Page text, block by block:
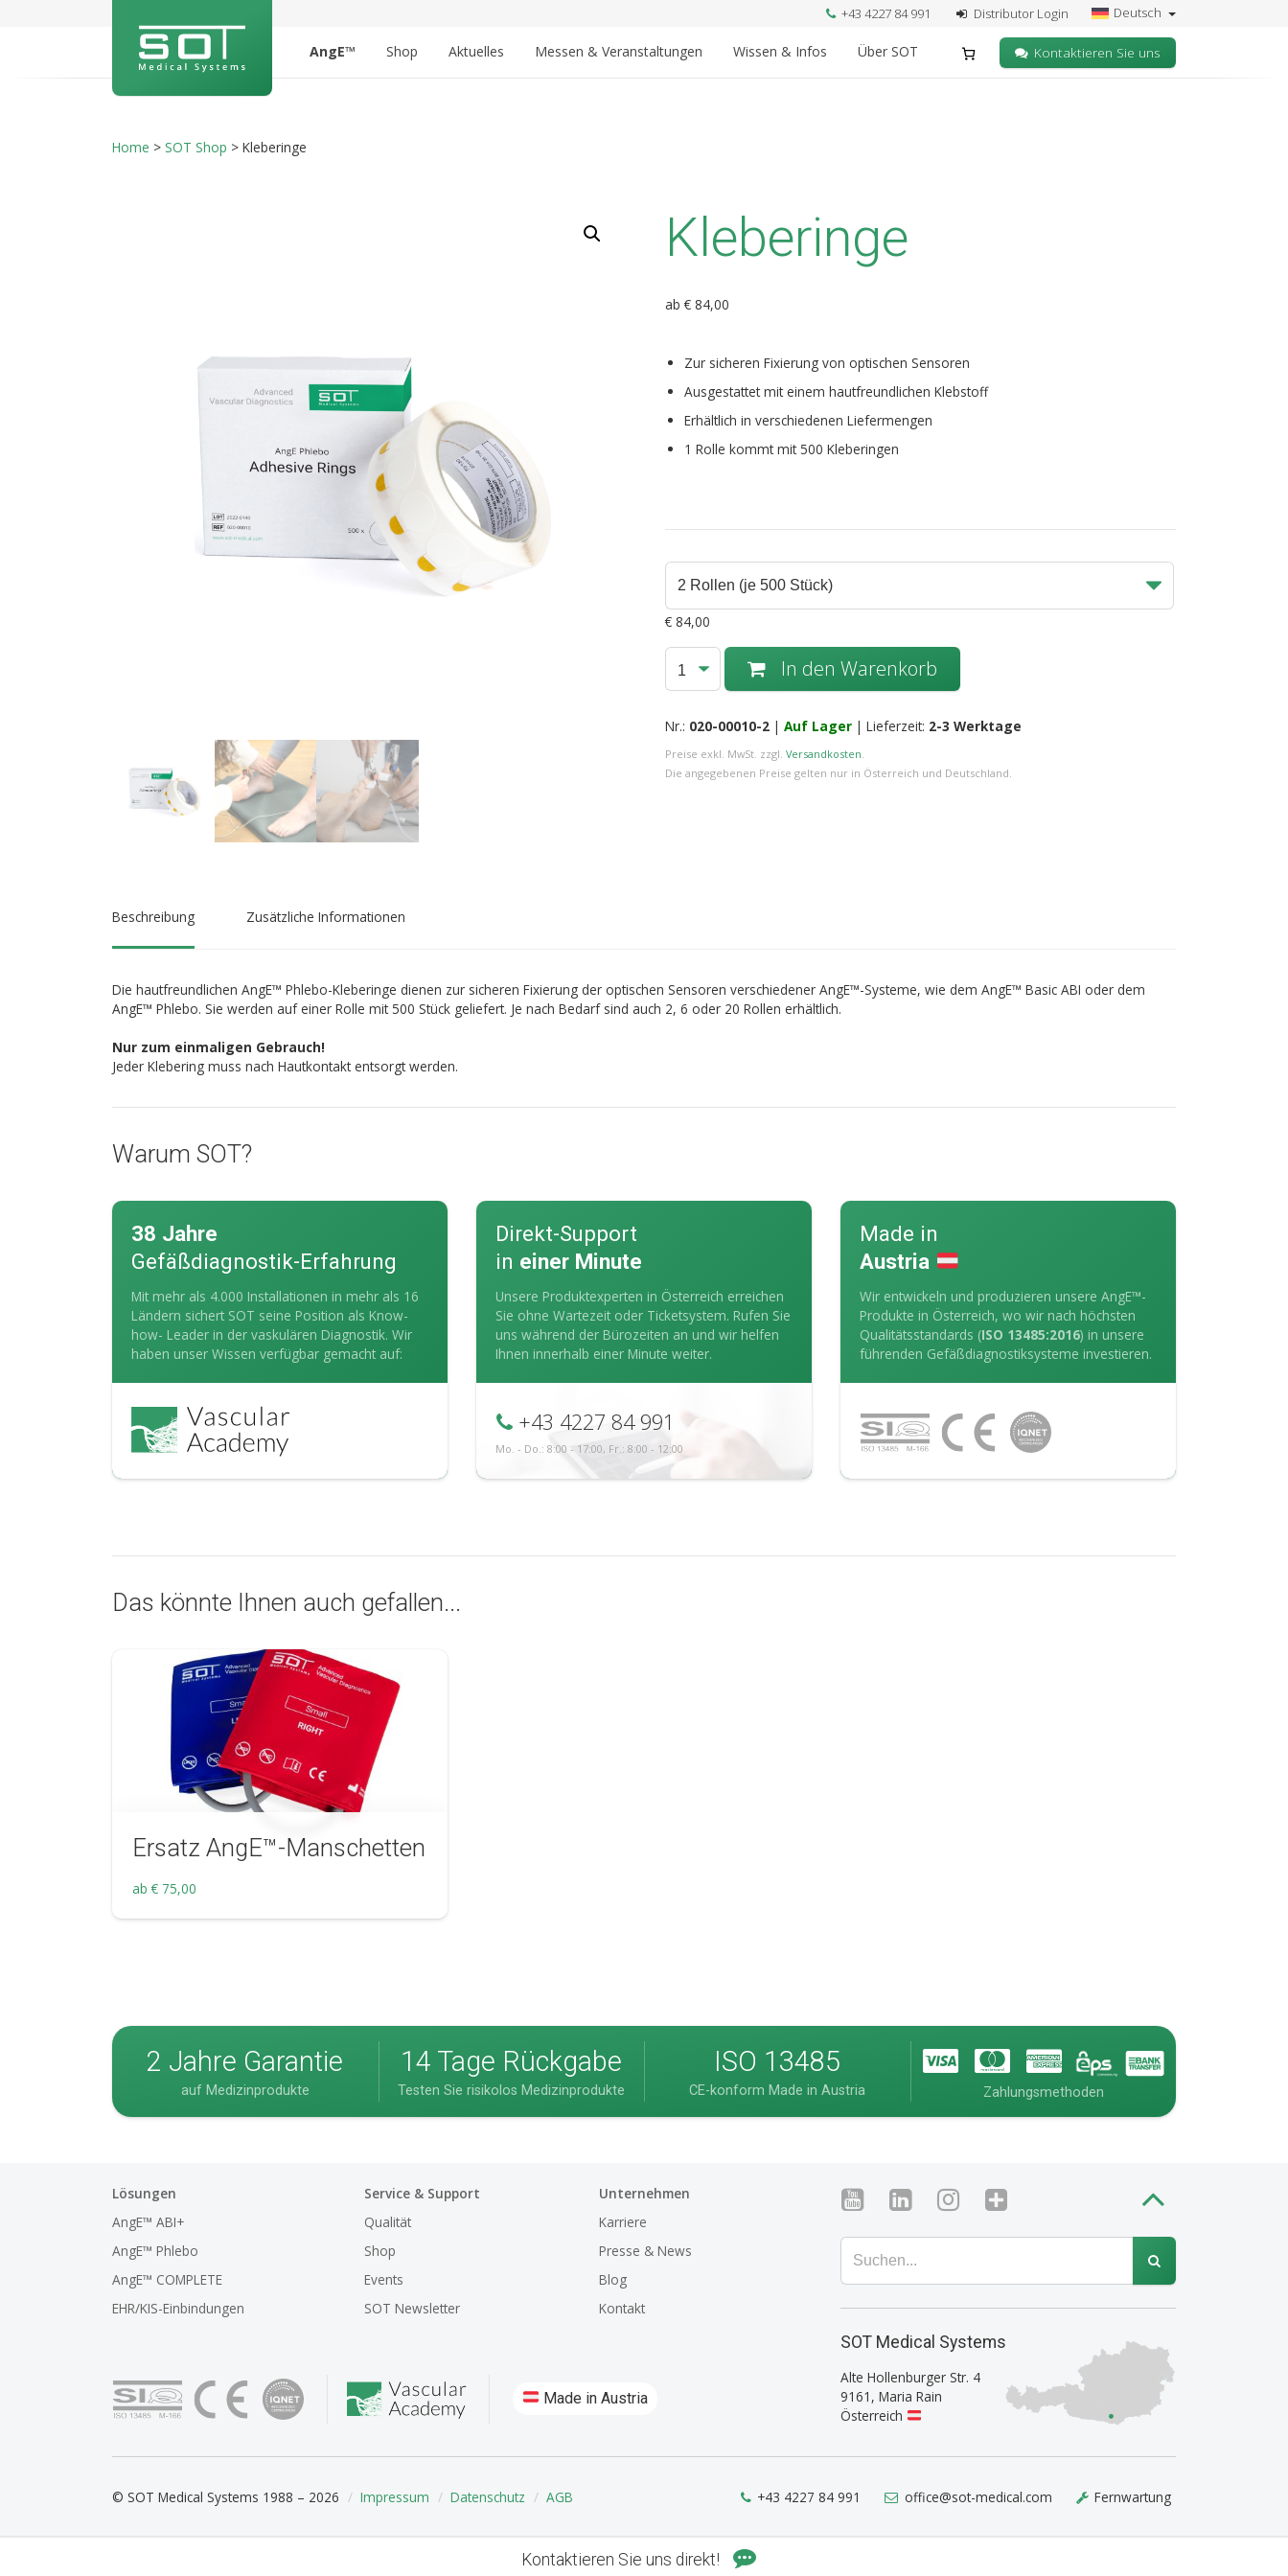
+43 4227 84 991 Distributor Login Deutsch
AngE™ Shop Aktuelles Messen & Veranstaltungen Wissen & Infos Über SOT Kontaktieren Sie uns
Home > SOT Shop > Kleberinge
Kleberinge
ab€ 84,00
Zur sicheren Fixierung von optischen Sensoren
Ausgestattet mit einem hautfreundlichen Klebstoff
Erhältlich in verschiedenen Liefermengen
1 Rolle kommt mit 500 Kleberingen
€ 84,00
In den Warenkorb
Nr.: 020-00010-2 |Auf Lager |Lieferzeit: 2-3 Werktage
Preise exkl. MwSt. zzgl.Versandkosten.
Die angegebenen Preise gelten nur in Österreich und Deutschland.
Beschreibung Zusätzliche Informationen
Die hautfreundlichen AngE™ Phlebo-Kleberinge dienen zur sicheren Fixierung der optischen Sensoren verschiedener AngE™-Systeme, wie dem AngE™ Basic ABI oder dem
AngE™ Phlebo. Sie werden auf einer Rolle mit 500 Stück geliefert. Je nach Bedarf sind auch 2, 6 oder 20 Rollen erhältlich.
Nur zum einmaligen Gebrauch!
Jeder Klebering muss nach Hautkontakt entsorgt werden.
Warum SOT?
38 Jahre
Gefäßdiagnostik-Erfahrung
Mit mehr als 4.000 Installationen in mehr als 16
Ländern sichert SOT seine Position als Know-
how- Leader in der vaskulären Diagnostik. Wir
haben unser Wissen verfügbar gemacht auf:
Direkt-Support
in einer Minute
Unsere Produktexperten in Österreich erreichen
Sie ohne Wartezeit oder Ticketsystem. Rufen Sie
uns während der Bürozeiten an und wir helfen
Ihnen innerhalb einer Minute weiter.
+43 4227 84 991
Mo. - Do.: 8:00 - 17:00, Fr.: 8:00 - 12:00
Made in
Austria
Wir entwickeln und produzieren unsere AngE™-
Produkte in Österreich, wo wir nach höchsten
Qualitätsstandards (ISO 13485:2016) in unsere
führenden Gefäßdiagnostiksysteme investieren.
Das könnte Ihnen auch gefallen...
Ersatz AngE™-Manschetten
ab€ 75,00
2 Jahre Garantie
auf Medizinprodukte
14 Tage Rückgabe
Testen Sie risikolos Medizinprodukte
ISO 13485
CE-konform Made in Austria Zahlungsmethoden
Lösungen
AngE™ ABI+
AngE™ Phlebo
AngE™ COMPLETE
EHR/KIS-Einbindungen
Service & Support
Qualität
Shop
Events
SOT Newsletter
Unternehmen
Karriere
Presse & News
Blog
Kontakt
Made in Austria
SOT Medical Systems
Alte Hollenburger Str. 4
9161 , Maria Rain
Österreich
© SOT Medical Systems 1988 – 2026 Impressum Datenschutz AGB +43 4227 84 991 office@sot-medical.com Fernwartung
Kontaktieren Sie uns direkt!